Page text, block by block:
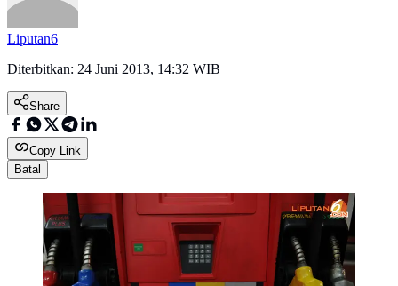
Liputan6
Diterbitkan: 24 Juni 2013, 14:32 WIB
Share
Copy Link
Batal